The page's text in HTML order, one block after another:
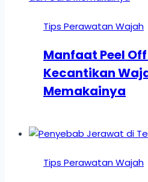
Tips Perawatan Wajah
Manfaat Peel
Kecantikan
Memakainya
Tips Perawatan Wajah